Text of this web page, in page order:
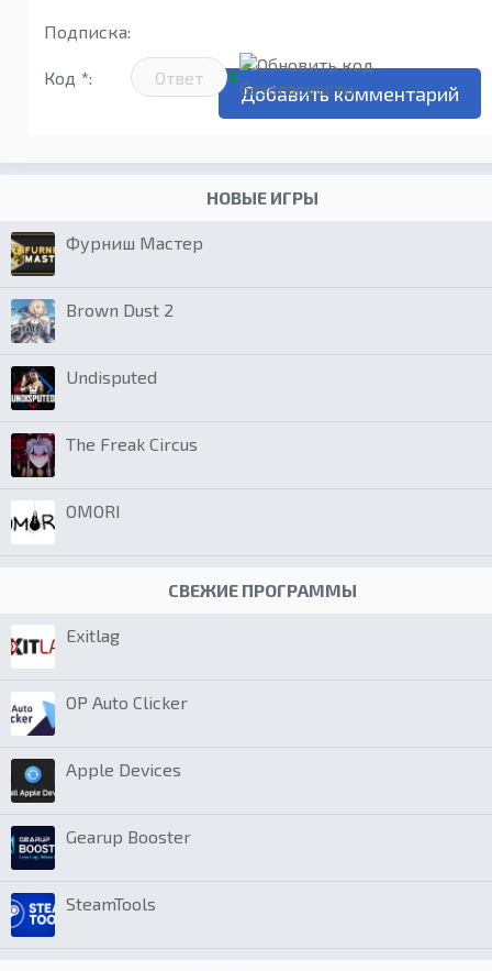
Подписка:
Код *:
НОВЫЕ ИГРЫ
Фурниш Мастер
Brown Dust 2
Undisputed
The Freak Circus
OMORI
СВЕЖИЕ ПРОГРАММЫ
Exitlag
OP Auto Clicker
Apple Devices
Gearup Booster
SteamTools